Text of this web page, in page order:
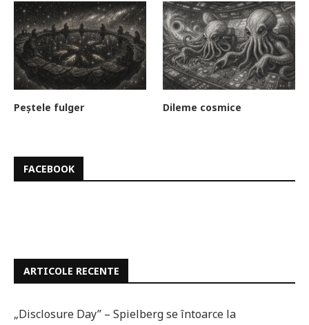
Peștele fulger Dileme cosmice
FACEBOOK
ARTICOLE RECENTE
„Disclosure Day” – Spielberg se întoarce la